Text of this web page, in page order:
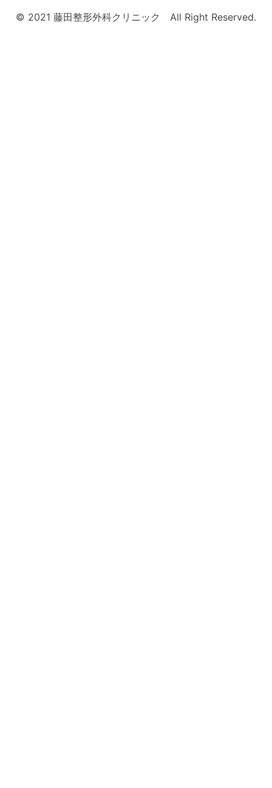
ゲ
© 2021 藤田整形外科クリニック All Right Reserved.